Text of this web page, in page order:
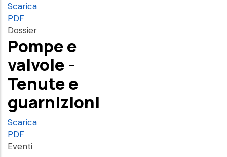
Scarica
PDF
Dossier
Pompe e
valvole -
Tenute e
guarnizioni
Scarica
PDF
Eventi